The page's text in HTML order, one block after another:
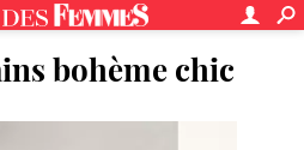
bohème chic